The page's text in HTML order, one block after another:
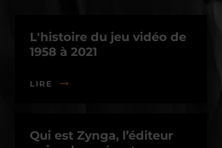
L'histoire du jeu vidéo de
1958 à 2021
LIRE
Qui est Zynga, l’éditeur